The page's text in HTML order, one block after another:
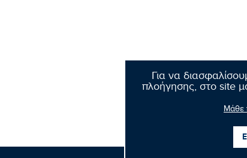
Για να
πλοήγησης, στο site
Μάθε